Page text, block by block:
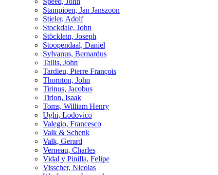
Stampioen, Jan Janszoon
Stieler, Adolf
Stockdale, John
Stöcklein, Joseph
Stoopendaal, Daniel
Sylvanus, Bernardus
Tallis, John
Tardieu, Pierre François
Thornton, John
Tirinus, Jacobus
Tirion, Isaak
Toms, William Henry
Ughi, Lodovico
Valegio, Francesco
Valk & Schenk
Valk, Gerard
Verneau, Charles
Vidal y Pinilla, Felipe
Visscher, Nicolas